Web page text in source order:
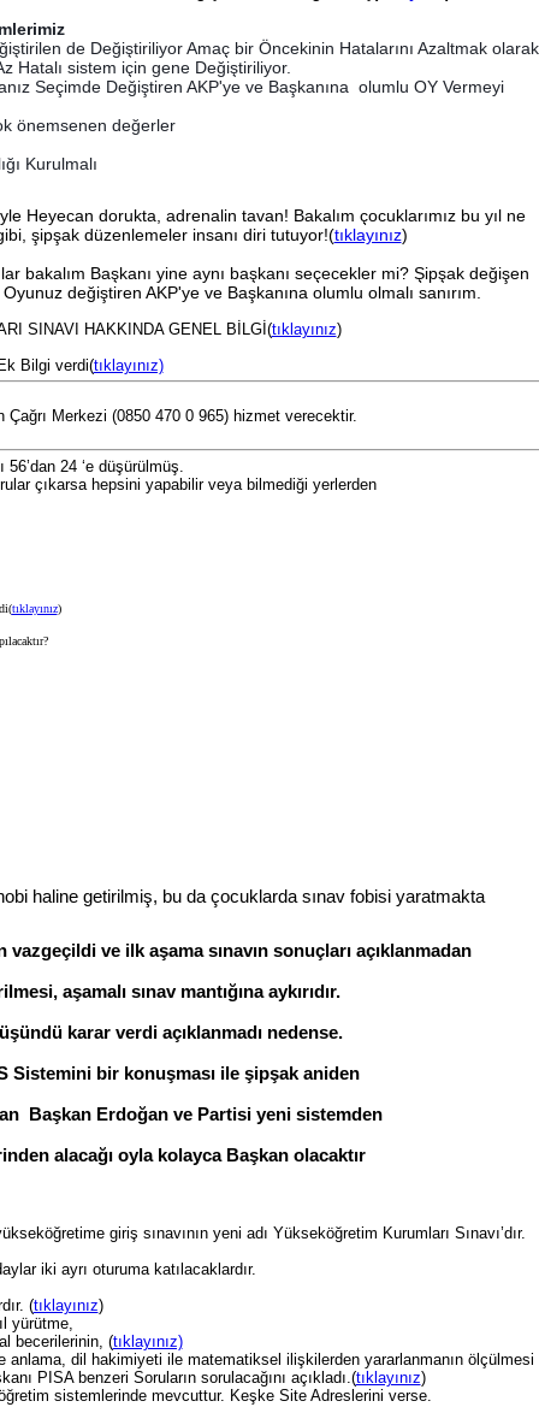
de Değiştiriliyor Amaç bir Öncekinin Hatalarını Azaltmak olarak
Hatalı sistem için gene Değiştiriliyor.
Seçimde Değiştiren AKP'ye ve Başkanına olumlu OY Vermeyi
önemsenen değerler
Kurulmalı
Heyecan dorukta, adrenalin tavan! Bakalım çocuklarımız bu yıl ne
şipşak düzenlemeler insanı diri tutuyor!(tıklayınız)
bakalım Başkanı yine aynı başkanı seçecekler mi? Şipşak değişen
değiştiren AKP'ye ve Başkanına olumlu olmalı sanırım.
HAKKINDA GENEL BİLGİ(tıklayınız)
Bilgi verdi(tıklayınız)
Merkezi (0850 470 0 965) hizmet verecektir.
24 ‘e düşürülmüş.
çıkarsa hepsini yapabilir veya bilmediği yerlerden
tıklayınız)
haline getirilmiş, bu da çocuklarda sınav fobisi yaratmakta
vazgeçildi ve ilk aşama sınavın sonuçları açıklanmadan
aşamalı sınav mantığına aykırıdır.
karar verdi açıklanmadı nedense.
Sistemini bir konuşması ile şipşak aniden
Başkan Erdoğan ve Partisi yeni sistemden
alacağı oyla kolayca Başkan olacaktır
giriş sınavının yeni adı Yükseköğretim Kurumları Sınavı’dır.
iki ayrı oturuma katılacaklardır.
(tıklayınız)
yürütme,
becerilerinin, (tıklayınız)
anlama, dil hakimiyeti ile matematiksel ilişkilerden yararlanmanın ölçülmesi
PISA benzeri Soruların sorulacağını açıkladı.(tıklayınız)
sistemlerinde mevcuttur. Keşke Site Adreslerini verse.